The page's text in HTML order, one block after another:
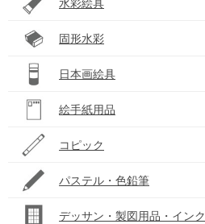
水彩絵具
固形水彩
日本画絵具
絵手紙用品
コピック
パステル・色鉛筆
デッサン・製図用品・インク